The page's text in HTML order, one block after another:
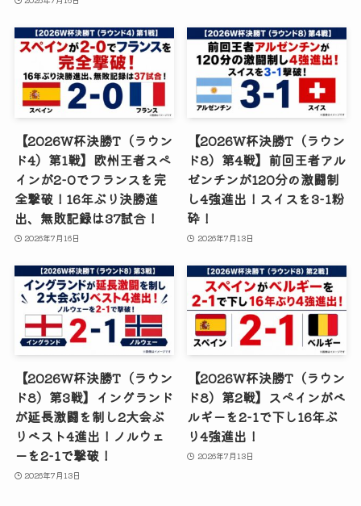
【2026W杯決勝T（ラウン
ド4）第1戦】欧州王者スペ
インが2-0でフランスを完
全撃破！16年ぶり決勝進
出、無敗記録は37試合！
2026年7月16日
【2026W杯決勝T（ラウン
ド8）第4戦】前回王者アル
ゼンチンが120分の激闘制
し4強進出！スイスを3-1粉
砕！
2026年7月13日
【2026W杯決勝T（ラウン
ド8）第3戦】イングランド
が延長激闘を制し2大会ぶ
りベスト4進出！ノルウェ
ーを2-1で撃破！
2026年7月13日
【2026W杯決勝T（ラウン
ド8）第2戦】スペインがベ
ルギーを2-1で下し16年ぶ
り4強進出！
2026年7月13日